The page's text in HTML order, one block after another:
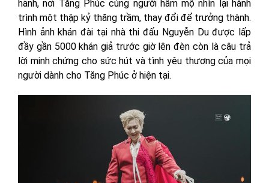
hãnh, nơi Tăng Phúc cùng người hâm mộ nhìn lại hành
trình một thập kỷ thăng trầm, thay đổi để trưởng thành.
Hình ảnh khán đài tại nhà thi đấu Nguyễn Du được lấp
đầy gần 5000 khán giả trước giờ lên đèn còn là câu trả
lời minh chứng cho sức hút và tình yêu thương của mọi
người dành cho Tăng Phúc ở hiện tại.